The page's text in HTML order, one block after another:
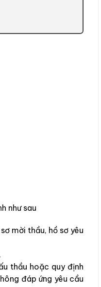
như sau
mời thầu, hồ sơ yêu
thầu hoặc quy định
đáp ứng yêu cầu